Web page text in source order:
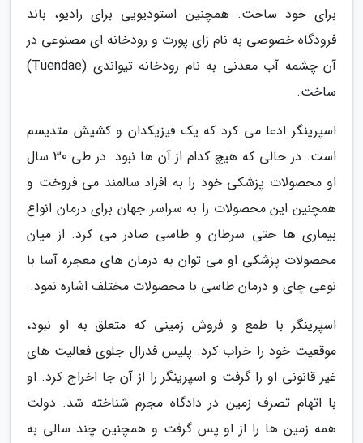
برای خود ساخت. همچنین استودیویی برای رادیو، باند
فرودگاه خصوصی به نام زای پورت و رودخانه ای مصنوعی در
آن چشمه آب معدنی به نام رودخانه تیواندی (Tuendae)
ساخت.
اسپرینگر ادعا می کرد که یک فیزیکدان و کشیش متدیسم
است. در حالی که هیچ کدام از آن ها نبود. در طی 30 سال
او محصولات پزشکی خود را به افراد سالمند می فروخت و
همچنین این محصولات را به سراسر جهان برای درمان انواع
بیماری ها حتی سرطان و طاسی صادر می کرد. از میان
محصولات پزشکی او می توان به درمان های معجزه آسا با
نوعی چای و درمان طاسی با محصولات مختلف اشاره نمود.
اسپرینگر با طمع و فروش زمینی که متعلق به او نبود،
موقعیت خود را خراب کرد. پلیس فدرال جلوی فعالیت های
غیر قانونی او را گرفت و اسپرینگر را از آن جا اخراج کرد. او
با اتهام تصرف زمین در دادگاه مجرم شناخته شد. دولت
همه زمین ها را از او پس گرفت و همچنین چند سالی به